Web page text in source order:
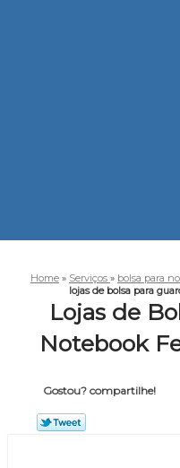
Home » Serviços » bolsa para
lojas de bolsa para
Lojas de
Notebook
Gostou? compartilhe!